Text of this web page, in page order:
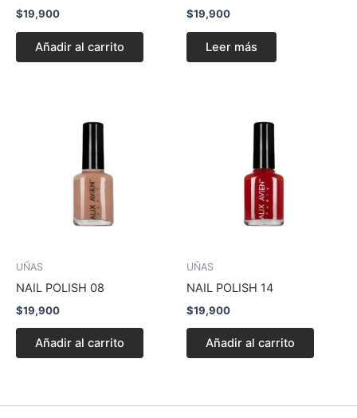
$19,900
Añadir al carrito
$19,900
Leer más
UÑAS
NAIL POLISH 08
$19,900
Añadir al carrito
UÑAS
NAIL POLISH 14
$19,900
Añadir al carrito